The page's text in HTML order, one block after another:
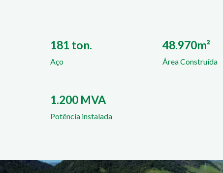
181 ton.
Aço
48.970m²
Área Construída
1.200 MVA
Potência instalada